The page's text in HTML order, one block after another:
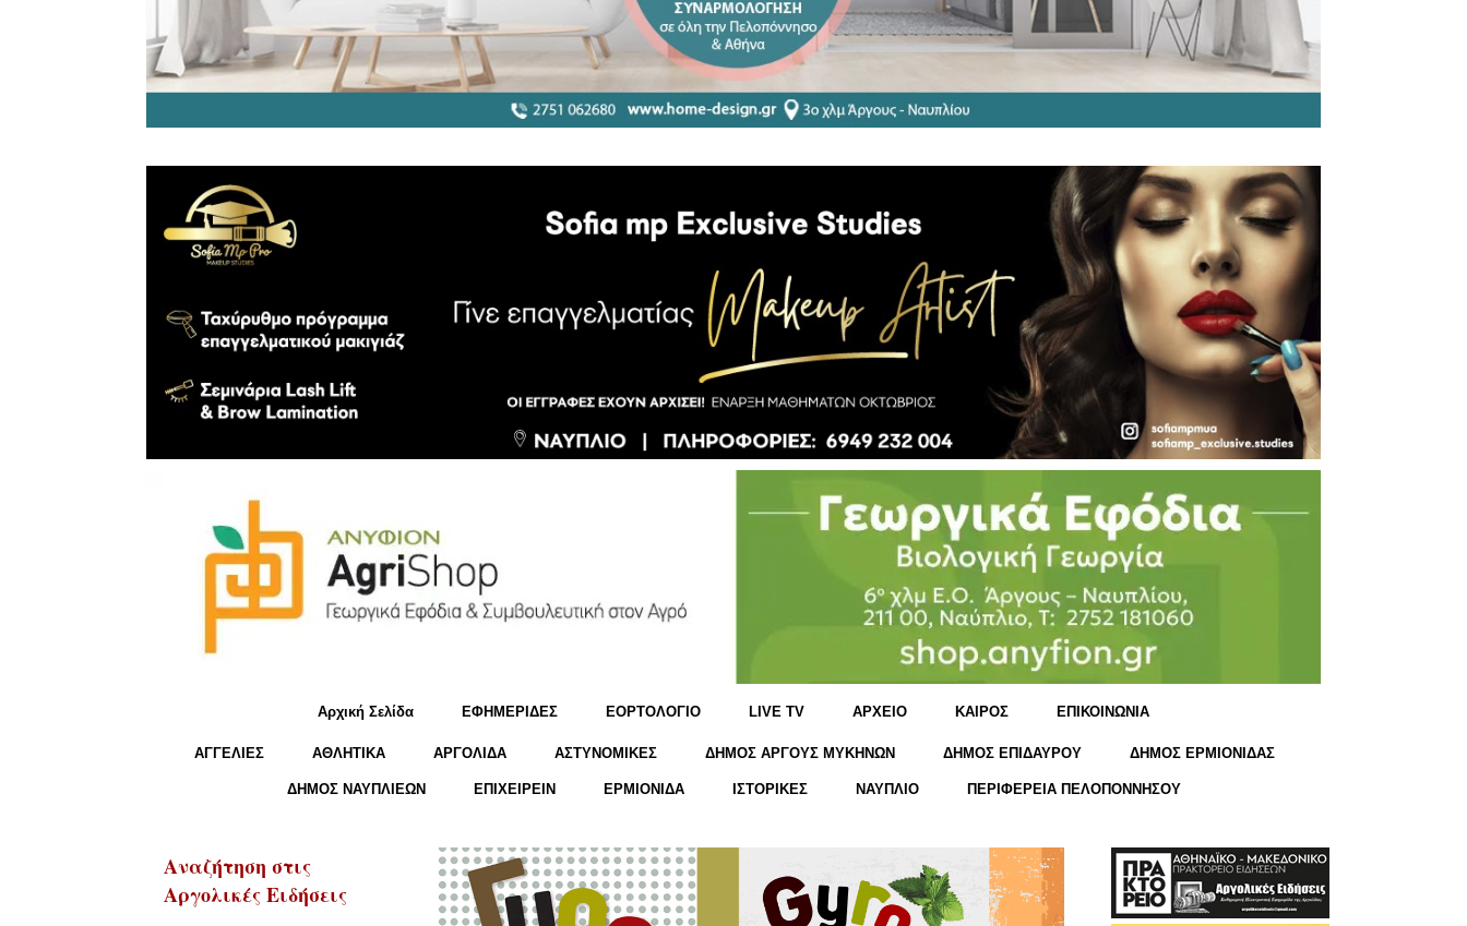
Αρχική Σελίδα ΕΦΗΜΕΡΙΔΕΣ ΕΟΡΤΟΛΟΓΙΟ LIVE TV ΑΡΧΕΙΟ KΑΙΡΟΣ ΕΠΙΚΟΙΝΩΝΙΑ
ΑΓΓΕΛΙΕΣ ΑΘΛΗΤΙΚΑ ΑΡΓΟΛΙΔΑ ΑΣΤΥΝΟΜΙΚΕΣ ΔΗΜΟΣ ΑΡΓΟΥΣ ΜΥΚΗΝΩΝ ΔΗΜΟΣ ΕΠΙΔΑΥΡΟΥ ΔΗΜΟΣ ΕΡΜΙΟΝΙΔΑΣ
ΔΗΜΟΣ ΝΑΥΠΛΙΕΩΝ ΕΠΙΧΕΙΡΕΙΝ ΕΡΜΙΟΝΙΔΑ ΙΣΤΟΡΙΚΕΣ ΝΑΥΠΛΙΟ ΠΕΡΙΦΕΡΕΙΑ ΠΕΛΟΠΟΝΝΗΣΟΥ
Αναζήτηση στις
Αργολικές Ειδήσεις